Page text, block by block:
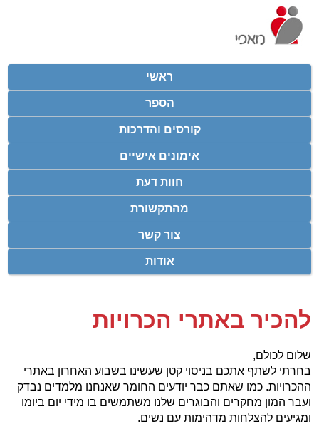
ראשי
הספר
קורסים והדרכות
אימונים אישיים
חוות דעת
מהתקשורת
צור קשר
אודות
להכיר באתרי הכרויות
שלום לכולם,
בחרתי לשתף אתכם בניסוי קטן שעשינו בשבוע האחרון באתרי
ההכרויות. כמו שאתם כבר יודעים החומר שאנחנו מלמדים נבדק
ועבר המון מחקרים והבוגרים שלנו משתמשים בו מידי יום ביומו
ומגיעים להצלחות מדהימות עם נשים.